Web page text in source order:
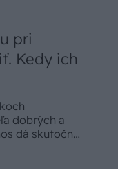
pri
Kedy ich
dobrých a
dá skutočne
o
v zápale